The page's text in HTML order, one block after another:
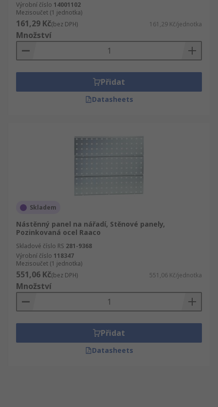
Výrobní číslo 14001102
Mezisoučet (1 jednotka)
161,29 Kč(bez DPH) 161,29 Kč/jednotka
Množství
Přidat
Datasheets
Skladem
Nástěnný panel na nářadí, Stěnové panely,
Pozinkovaná ocel Raaco
Skladové číslo RS 281-9368
Výrobní číslo 118347
Mezisoučet (1 jednotka)
551,06 Kč(bez DPH) 551,06 Kč/jednotka
Množství
Přidat
Datasheets